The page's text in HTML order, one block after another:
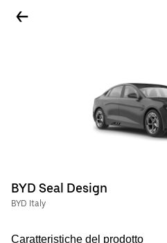
BYD Seal Design
BYD Italy
Caratteristiche del prodotto